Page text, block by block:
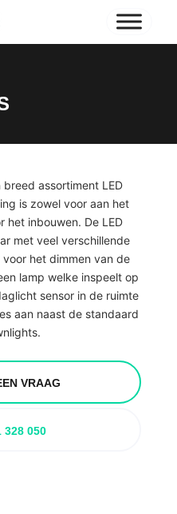
assortiment LED
is zowel voor aan het
het inbouwen. De LED
met veel verschillende
het dimmen van de
lamp welke inspeelt op
sensor in de ruimte
aan naast de standaard
VRAAG
328 050